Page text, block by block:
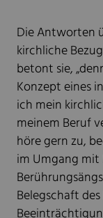
Die Antworten
kirchliche
betont sie,
Konzept eines
ich mein
meinem Beruf
höre gern zu,
im Umgang
Belegschaft